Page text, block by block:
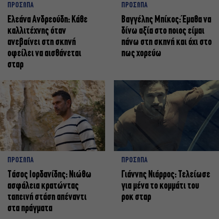
ΠΡΟΣΩΠΑ
Ελεάνα Ανδρεούδη: Κάθε
καλλιτέχνης όταν
ανεβαίνει στη σκηνή
οφείλει να αισθάνεται
σταρ
ΠΡΟΣΩΠΑ
Βαγγέλης Μπίκος: Έμαθα να
δίνω αξία στο ποιος είμαι
πάνω στη σκηνή και όχι στο
πως χορεύω
ΠΡΟΣΩΠΑ
Tάσος Ιορδανίδης: Νιώθω
ασφάλεια κρατώντας
ταπεινή στάση απέναντι
στα πράγματα
ΠΡΟΣΩΠΑ
Γιάννης Νιάρρος: Τελείωσε
για μένα το κομμάτι του
ροκ σταρ